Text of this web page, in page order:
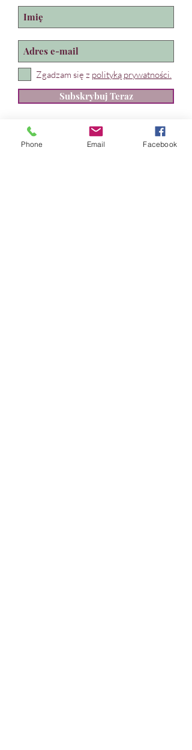
Zgadzam się z polityką prywatności.
Subskrybuj Teraz
Lira Teatroterapia Marta Kadłub
Phone Email Facebook